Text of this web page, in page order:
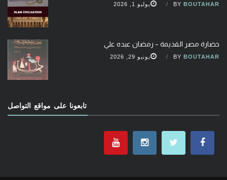
BY BOUTAHAR يوليو 1, 2026
حضارة مصر القديمة – رمضان عبده علي
BY BOUTAHAR يونيو 29, 2026
تابعونا على مواقع التواصل